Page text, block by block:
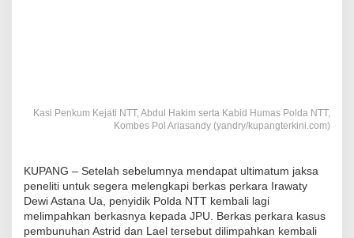
Kasi Penkum Kejati NTT, Abdul Hakim serta Kabid Humas Polda NTT,
Kombes Pol Ariasandy (yandry/kupangterkini.com)
KUPANG – Setelah sebelumnya mendapat ultimatum jaksa
peneliti untuk segera melengkapi berkas perkara Irawaty
Dewi Astana Ua, penyidik Polda NTT kembali lagi
melimpahkan berkasnya kepada JPU. Berkas perkara kasus
pembunuhan Astrid dan Lael tersebut dilimpahkan kembali